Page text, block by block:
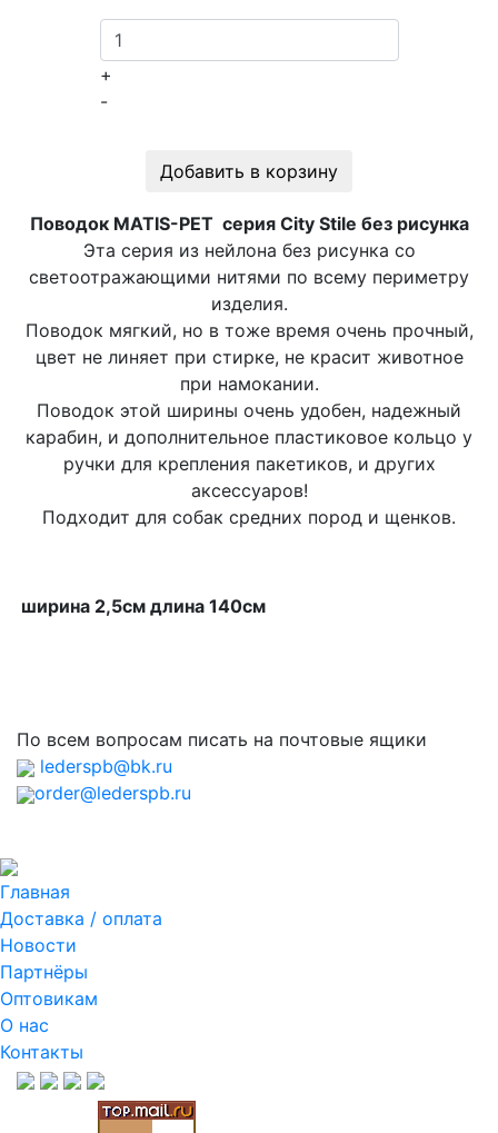
+
-
Добавить в корзину
Поводок MATIS-PET серия City Stile без рисунка
Эта серия из нейлона без рисунка со
светоотражающими нитями по всему периметру
изделия.
Поводок мягкий, но в тоже время очень прочный,
цвет не линяет при стирке, не красит животное
при намокании.
Поводок этой ширины очень удобен, надежный
карабин, и дополнительное пластиковое кольцо у
ручки для крепления пакетиков, и других
аксессуаров!
Подходит для собак средних пород и щенков.
ширина 2,5см длина 140см
По всем вопросам писать на почтовые ящики
lederspb@bk.ru
order@lederspb.ru
Главная
Доставка / оплата
Новости
Партнёры
Оптовикам
О нас
Контакты